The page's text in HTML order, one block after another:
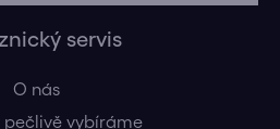
servis
O nás
pečlivě vybíráme